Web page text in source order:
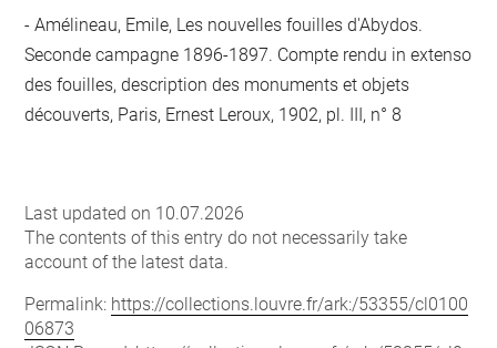
Amélineau, Emile, Les nouvelles fouilles d'Abydos.
Seconde campagne 1896-1897. Compte rendu in extenso
des fouilles, description des monuments et objets
découverts, Paris, Ernest Leroux, 1902, pl. III, n° 8
Last updated on 10.07.2026
The contents of this entry do not necessarily take
account of the latest data.
Permalink: https://collections.louvre.fr/ark:/53355/cl0100
06873